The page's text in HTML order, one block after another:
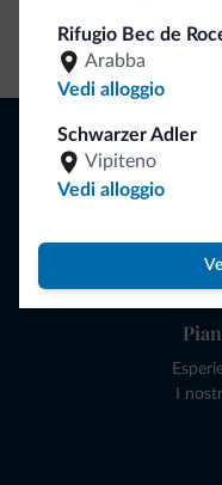
Rifugio Bec de
Arabba
Vedi alloggio
Schwarzer Adler
Vipiteno
Vedi alloggio
I